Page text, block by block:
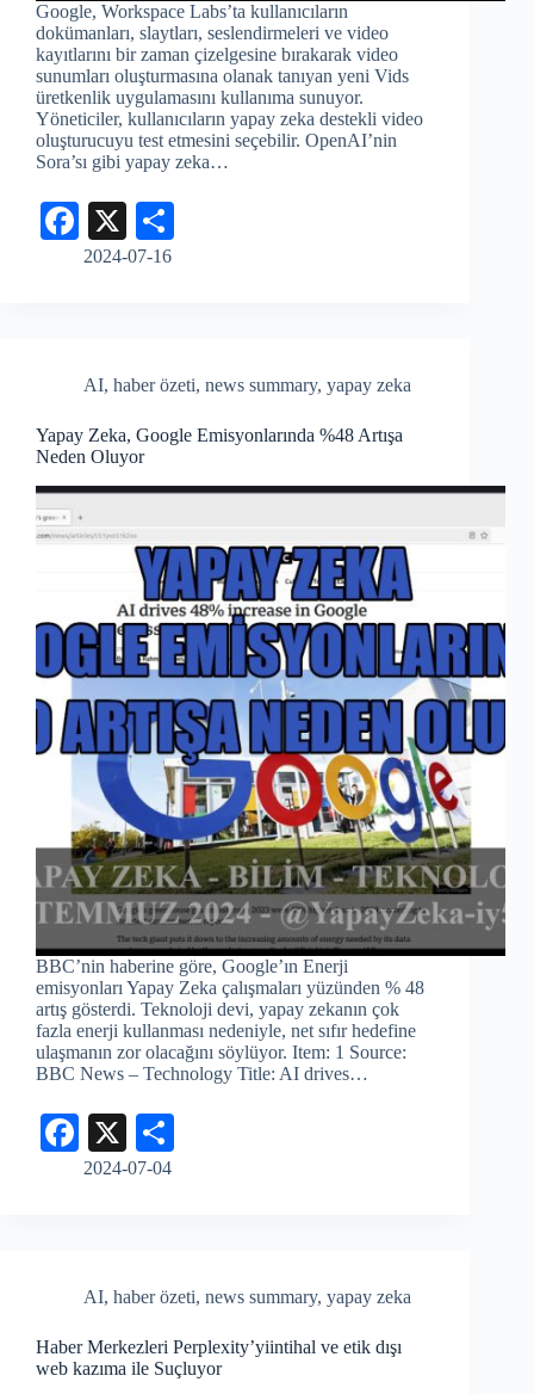
Google, Workspace Labs’ta kullanıcıların
dokümanları, slaytları, seslendirmeleri ve video
kayıtlarını bir zaman çizelgesine bırakarak video
sunumları oluşturmasına olanak tanıyan yeni Vids
üretkenlik uygulamasını kullanıma sunuyor.
Yöneticiler, kullanıcıların yapay zeka destekli video
oluşturucuyu test etmesini seçebilir. OpenAI’nin
Sora’sı gibi yapay zeka…
Fa
ce
X
2024-07-16
AI, haber özeti, news summary, yapay zeka
Yapay Zeka, Google Emisyonlarında %48 Artışa
Neden Oluyor
BBC’nin haberine göre, Google’ın Enerji
emisyonları Yapay Zeka çalışmaları yüzünden % 48
artış gösterdi. Teknoloji devi, yapay zekanın çok
fazla enerji kullanması nedeniyle, net sıfır hedefine
ulaşmanın zor olacağını söylüyor. Item: 1 Source:
BBC News – Technology Title: AI drives…
Fa
ce
X
2024-07-04
AI, haber özeti, news summary, yapay zeka
Haber Merkezleri Perplexity’yiintihal ve etik dışı
web kazıma ile Suçluyor